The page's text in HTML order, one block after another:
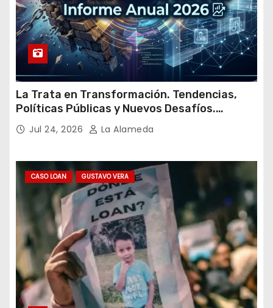
La Trata en Transformación. Tendencias,
Políticas Públicas y Nuevos Desafíos.
Argentina y el Mundo – Julio 2026
Jul 24, 2026 La Alameda
CASO LOAN GUSTAVO VERA